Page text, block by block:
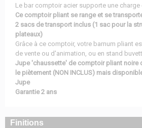
Le bar comptoir acier supporte une charge
Ce comptoir pliant se range et se
2 sacs de transport inclus (1 sac pour la
plateaux)
Grâce à ce comptoir, votre barnum pliant
de vente ou d'animation, ou en stand
Jupe 'chaussette' de comptoir pliant noire
le piètement (NON INCLUS) mais
Jupe
Garantie 2 ans
Finitions